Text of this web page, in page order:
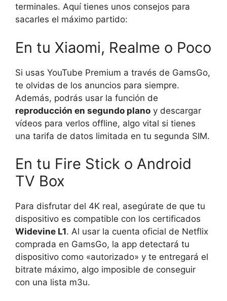
terminales. Aquí tienes unos consejos para
sacarles el máximo partido:
En tu Xiaomi, Realme o Poco
Si usas YouTube Premium a través de GamsGo,
te olvidas de los anuncios para siempre.
Además, podrás usar la función de
reproducción en segundo plano y descargar
vídeos para verlos offline, algo vital si tienes
una tarifa de datos limitada en tu segunda SIM.
En tu Fire Stick o Android
TV Box
Para disfrutar del 4K real, asegúrate de que tu
dispositivo es compatible con los certificados
Widevine L1. Al usar la cuenta oficial de Netflix
comprada en GamsGo, la app detectará tu
dispositivo como «autorizado» y te entregará el
bitrate máximo, algo imposible de conseguir
con una lista m3u.